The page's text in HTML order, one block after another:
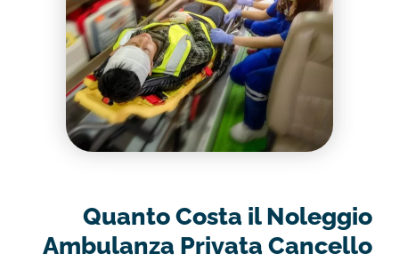
Quanto Costa il Noleggio
Ambulanza Privata Cancello